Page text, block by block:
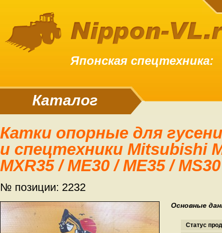
Японская спецтехника:
Каталог
Катки опорные для гусениц экскаваторов
и спецтехники Mitsubishi
MXR35 / ME30 / ME35 /
№ позиции: 2232
Основные
Статус